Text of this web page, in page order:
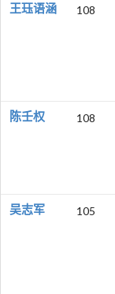
王珏语涵 108
陈壬权 108
吴志军 105